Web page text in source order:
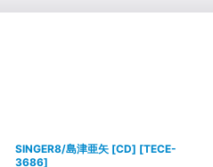
SINGER8/島津亜矢 [CD] [TECE-
3686]